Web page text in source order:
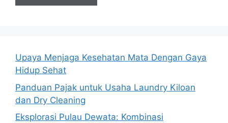
Upaya Menjaga Kesehatan Mata Dengan Gaya
Hidup Sehat
Panduan Pajak untuk Usaha Laundry Kiloan
dan Dry Cleaning
Eksplorasi Pulau Dewata: Kombinasi